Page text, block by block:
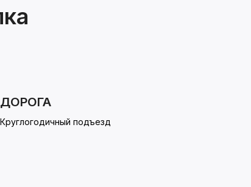
ДОРОГА
Круглогодичный подъезд